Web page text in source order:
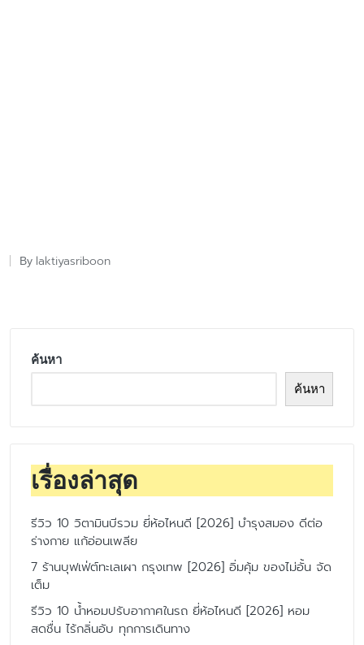
Posted
By laktiyasriboon
ค้นหา
ค้นหา
เรื่องล่าสุด
รีวิว 10 วิตามินบีรวม ยี่ห้อไหนดี [2026] บำรุงสมอง ดีต่อ
ร่างกาย แก้อ่อนเพลีย
7 ร้านบุฟเฟ่ต์ทะเลเผา กรุงเทพ [2026] อิ่มคุ้ม ของไม่อั้น จัด
เต็ม
รีวิว 10 น้ำหอมปรับอากาศในรถ ยี่ห้อไหนดี [2026] หอม
สดชื่น ไร้กลิ่นอับ ทุกการเดินทาง